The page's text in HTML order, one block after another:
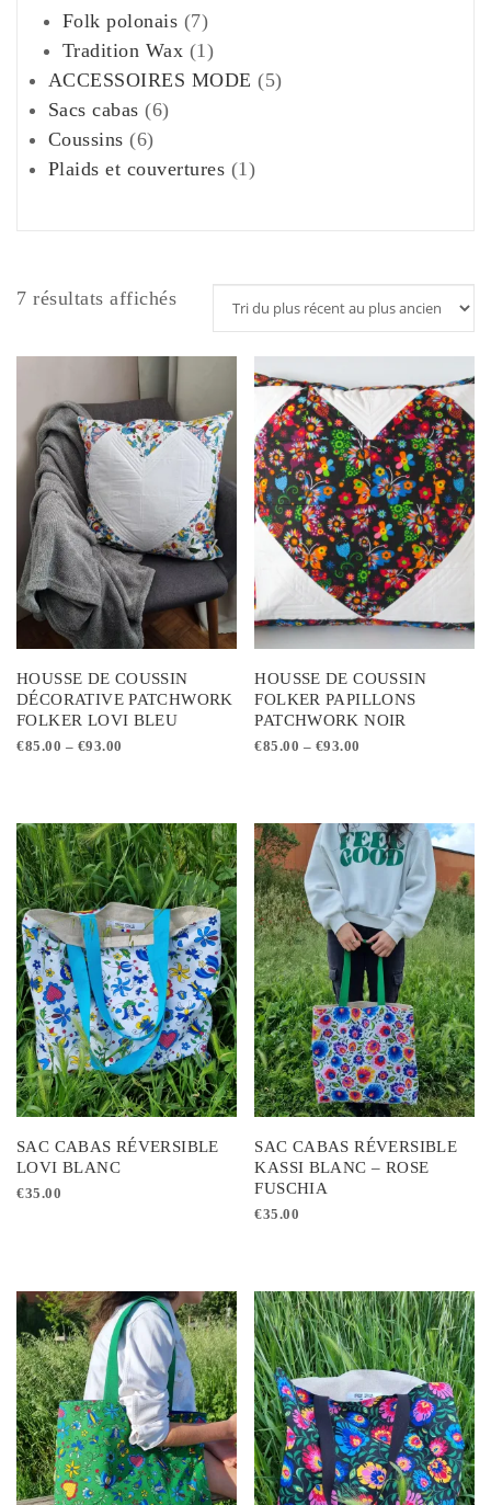
produits
Folk polonais 77
produits
Tradition Wax 11
produit
ACCESSOIRES MODE 55
Sacs cabas 66
Coussins 66
produits
Plaids et couvertures 11
7 résultats affichésTrié
plus
récent
au
plus
ancien
HOUSSE DE COUSSIN
DÉCORATIVE PATCHWORK
FOLKER LOVI BLEU
€85.00 – €93.00
a
plusieurs
variations.
Les
options
peuvent
être
choisies
sur
la
du
produit
HOUSSE DE COUSSIN
FOLKER PAPILLONS
PATCHWORK NOIR
€85.00 – €93.00
a
plusieurs
variations.
Les
options
peuvent
être
choisies
sur
la
du
produit
SAC CABAS RÉVERSIBLE
LOVI BLANC
€35.00
SAC CABAS RÉVERSIBLE
KASSI BLANC – ROSE
FUSCHIA
€35.00